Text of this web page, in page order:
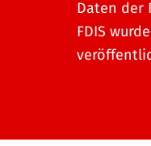
Daten der
FDIS